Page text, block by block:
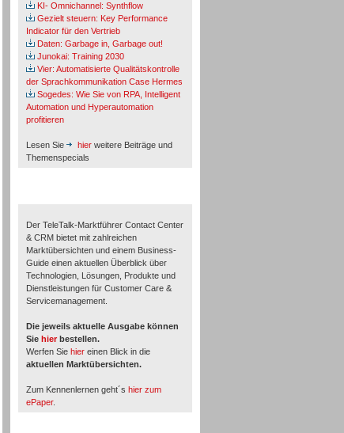
KI- Omnichannel: Synthflow
Gezielt steuern: Key Performance
Indicator für den Vertrieb
Daten: Garbage in, Garbage out!
Junokai: Training 2030
Vier: Automatisierte Qualitätskontrolle
der Sprachkommunikation Case Hermes
Sogedes: Wie Sie von RPA, Intelligent
Automation und Hyperautomation
profitieren
Lesen Sie hier weitere Beiträge und
Themenspecials
Der TeleTalk-Marktführer Contact Center
& CRM bietet mit zahlreichen
Marktübersichten und einem Business-
Guide einen aktuellen Überblick über
Technologien, Lösungen, Produkte und
Dienstleistungen für Customer Care &
Servicemanagement.
Die jeweils aktuelle Ausgabe können
Sie hier bestellen.
Werfen Sie hier einen Blick in die
aktuellen Marktübersichten.
Zum Kennenlernen geht´s hier zum
ePaper.